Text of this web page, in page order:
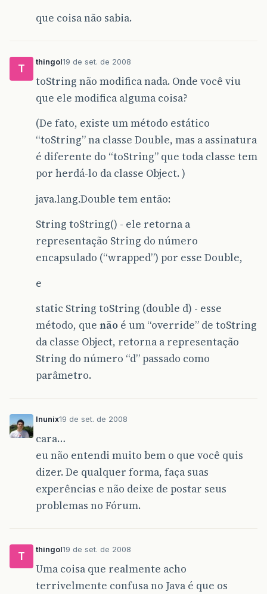
que coisa não sabia.
T
thingol19 de set. de 2008
toString não modifica nada. Onde você viu
que ele modifica alguma coisa?
(De fato, existe um método estático
“toString” na classe Double, mas a assinatura
é diferente do “toString” que toda classe tem
por herdá-lo da classe Object. )
java.lang.Double tem então:
String toString() - ele retorna a
representação String do número
encapsulado (“wrapped”) por esse Double,
e
static String toString (double d) - esse
método, que não é um “override” de toString
da classe Object, retorna a representação
String do número “d” passado como
parâmetro.
lnunix19 de set. de 2008
cara…
eu não entendi muito bem o que você quis
dizer. De qualquer forma, faça suas
experências e não deixe de postar seus
problemas no Fórum.
T
thingol19 de set. de 2008
Uma coisa que realmente acho
terrivelmente confusa no Java é que os